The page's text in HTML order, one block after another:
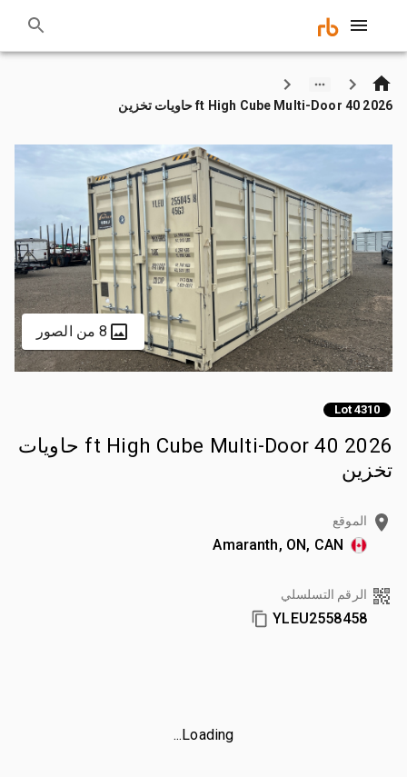
2026 40 ft High Cube Multi-Door حاويات تخزين
8 من الصور
Lot 4310
2026 40 ft High Cube Multi-Door حاويات
تخزين
الموقع
Amaranth, ON, CAN
الرقم التسلسلي
YLEU2558458
Loading...